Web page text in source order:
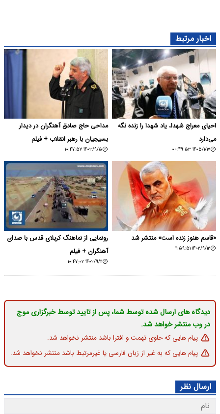
اخبار مرتبط
احیای معراج شهدا، یاد شهدا را زنده نگه
می‌دارد
۱۴۰۵/۱/۱۷ ۰۰:۴۹:۵۳
مداحی حاج صادق آهنگران در دیدار
بسیجیان با رهبر انقلاب + فیلم
۱۴۰۳/۹/۵ ۱۰:۴۷:۵۷
«قاسم هنوز زنده است» منتشر شد
۱۴۰۲/۹/۱۲ ۱۱:۵۹:۵۱
رونمایی از نماهنگ کربلای قدس با صدای
آهنگران + فیلم
۱۴۰۲/۹/۱۱ ۱۰:۴۷:۰۲
دیدگاه های ارسال شده توسط شما، پس از تایید توسط خبرگزاری موج
در وب منتشر خواهد شد.
پیام هایی که حاوی تهمت و افترا باشد منتشر نخواهد شد.
پیام هایی که به غیر از زبان فارسی یا غیرمرتبط باشد منتشر نخواهد شد.
ارسال نظر